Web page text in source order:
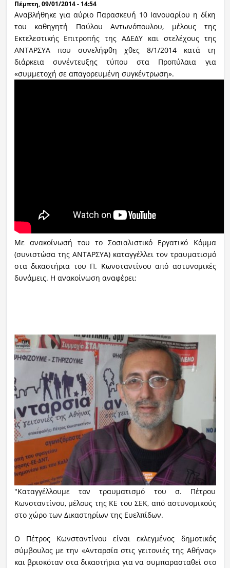
Πέμπτη, 09/01/2014 - 14:54
Αναβλήθηκε για αύριο Παρασκευή 10 Ιανουαρίου η δίκη
του καθηγητή Παύλου Αντωνόπουλου, μέλους της
Εκτελεστικής Επιτροπής της ΑΔΕΔΥ και στελέχους της
ΑΝΤΑΡΣΥΑ που συνελήφθη χθες 8/1/2014 κατά τη
διάρκεια συνέντευξης τύπου στα Προπύλαια για
«συμμετοχή σε απαγορευμένη συγκέντρωση».
Με ανακοίνωσή του το Σοσιαλιστικό Εργατικό Κόμμα
(συνιστώσα της ΑΝΤΑΡΣΥΑ) καταγγέλλει τον τραυματισμό
στα δικαστήρια του Π. Κωνσταντίνου από αστυνομικές
δυνάμεις. Η ανακοίνωση αναφέρει:
"Καταγγέλλουμε τον τραυματισμό του σ. Πέτρου
Κωνσταντίνου, μέλους της ΚΕ του ΣΕΚ, από αστυνομικούς
στο χώρο των Δικαστηρίων της Ευελπίδων.
Ο Πέτρος Κωνσταντίνου είναι εκλεγμένος δημοτικός
σύμβουλος με την «Ανταρσία στις γειτονιές της Αθήνας»
και βρισκόταν στα δικαστήρια για να συμπαρασταθεί στο